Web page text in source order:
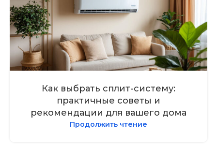
Как выбрать сплит-систему:
практичные советы и
рекомендации для вашего дома
Продолжить чтение